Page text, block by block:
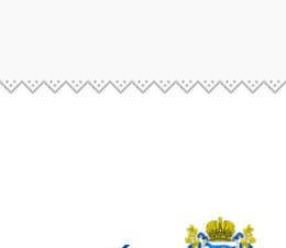
Министерство